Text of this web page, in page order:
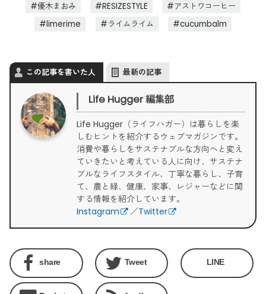
優木まおみ
RESIZESTYLE
アストワコーヒー
limerime
ライムライム cucumbalm
この記事を書いた人 最新の記事
Life Hugger 編集部
Life Hugger（ライフハガー）は暮らしを楽
しむヒントを紹介するウェブマガジンです。
消費や暮らしをサステナブルな方向へと変え
ていきたいと考えている人に向け、サステナ
ブルなライフスタイル、丁寧な暮らし、子育
て、農と緑、健康、家事、レジャーなどに関
する情報を紹介しています。
Instagram
／Twitter
share Tweet LINE